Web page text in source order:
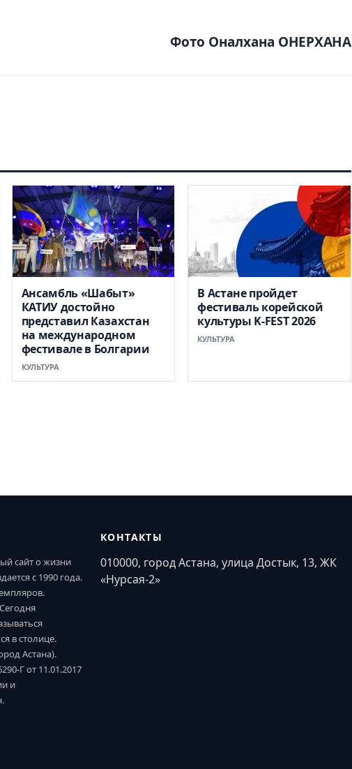
Фото Оналхана ОНЕРХАНА
Ансамбль «Шабыт»
КАТИУ достойно
представил Казахстан
на международном
фестивале в Болгарии
КУЛЬТУРА
В Астане пройдет
фестиваль корейской
культуры K-FEST 2026
КУЛЬТУРА
сайт о жизни
с 1990 года.
в столице.
Астана).
Г от 11.01.2017
и
КОНТАКТЫ
010000, город Астана, улица Достык, 13, ЖК
«Нурсая-2»